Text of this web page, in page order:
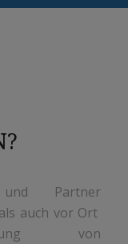
und Partner
auch vor Ort
von